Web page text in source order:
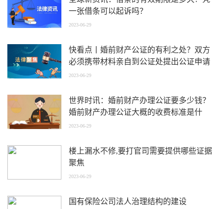
一张借条可以起诉吗？
2023-06-29
快看点丨婚前财产公证的有利之处？双方
必须携带材料亲自到公证处提出公证申请
吗？
2023-06-29
世界时讯：婚前财产办理公证要多少钱？
婚前财产办理公证大概的收费标准是什
么？
2023-06-29
楼上漏水不修,要打官司需要提供哪些证据
聚焦
2023-06-29
国有保险公司法人治理结构的建设